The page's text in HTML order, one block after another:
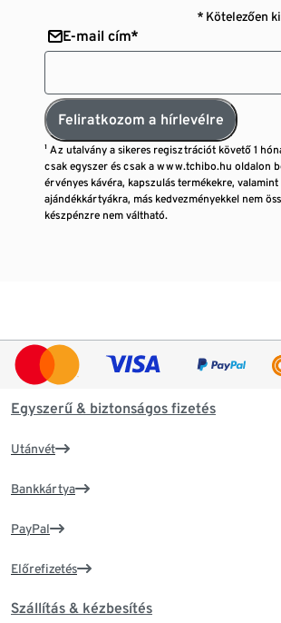
* Kötelezően
E-mail cím*
Feliratkozom a hírlevélre
¹ Az utalvány a sikeres regisztrációt követő 1
csak egyszer és csak a www.tchibo.hu oldalon
érvényes kávéra, kapszulás termékekre, valamint
ajándékkártyákra, más kedvezményekkel nem
készpénzre nem váltható.
Egyszerű & biztonságos fizetés
Utánvét
Bankkártya
PayPal
Előrefizetés
Szállítás & kézbesítés